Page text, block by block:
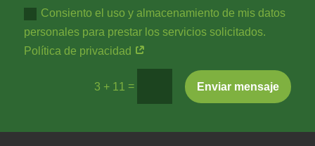
Consiento el uso y almacenamiento de mis datos
personales para prestar los servicios solicitados.
Política de privacidad
3 + 11 = Enviar mensaje